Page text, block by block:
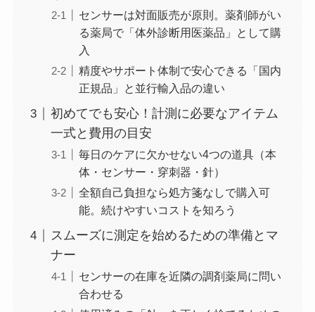
センサーは対面販売が原則。薬剤師がい
る薬局で「体外診断用医薬品」として購
入
精度やサポート体制で安心できる「国内
正規品」と並行輸入品の違い
初めてでも安心！計測に必要なアイテム
一式と費用の目安
毎日のケアに欠かせない4つの道具（本
体・センサー・穿刺器・針）
全額自己負担なら処方箋なしで購入可
能。続けやすいコストを知ろう
スムーズに測定を始めるための準備とマ
ナー
センサーの在庫を近隣の調剤薬局に問い
合わせる